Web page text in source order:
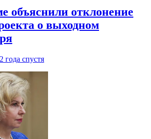
объяснили отклонение
о выходном
2 года спустя